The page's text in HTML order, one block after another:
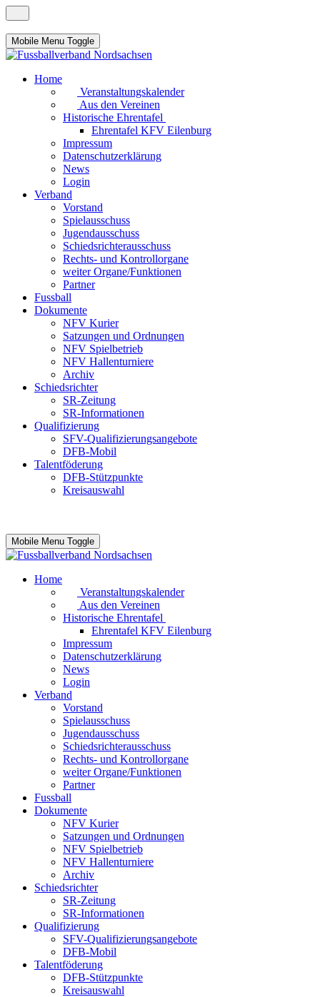
Mobile Menu Toggle
Home
Veranstaltungskalender
Aus den Vereinen
Historische Ehrentafel
Ehrentafel KFV Eilenburg
Impressum
Datenschutzerklärung
News
Login
Verband
Vorstand
Spielausschuss
Jugendausschuss
Schiedsrichterausschuss
Rechts- und Kontrollorgane
weiter Organe/Funktionen
Partner
Fussball
Dokumente
NFV Kurier
Satzungen und Ordnungen
NFV Spielbetrieb
NFV Hallenturniere
Archiv
Schiedsrichter
SR-Zeitung
SR-Informationen
Qualifizierung
SFV-Qualifizierungsangebote
DFB-Mobil
Talentföderung
DFB-Stützpunkte
Kreisauswahl
Mobile Menu Toggle
Home
Veranstaltungskalender
Aus den Vereinen
Historische Ehrentafel
Ehrentafel KFV Eilenburg
Impressum
Datenschutzerklärung
News
Login
Verband
Vorstand
Spielausschuss
Jugendausschuss
Schiedsrichterausschuss
Rechts- und Kontrollorgane
weiter Organe/Funktionen
Partner
Fussball
Dokumente
NFV Kurier
Satzungen und Ordnungen
NFV Spielbetrieb
NFV Hallenturniere
Archiv
Schiedsrichter
SR-Zeitung
SR-Informationen
Qualifizierung
SFV-Qualifizierungsangebote
DFB-Mobil
Talentföderung
DFB-Stützpunkte
Kreisauswahl